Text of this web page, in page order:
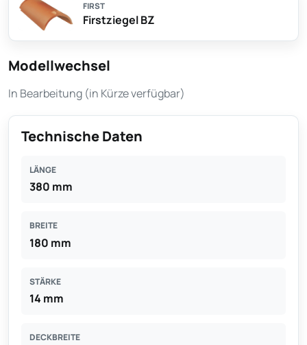
Technische Daten
LÄNGE
380 mm
BREITE
180 mm
STÄRKE
14 mm
DECKBREITE
FIRST
Firstziegel BZ
Modellwechsel
In Bearbeitung (in Kürze verfügbar)